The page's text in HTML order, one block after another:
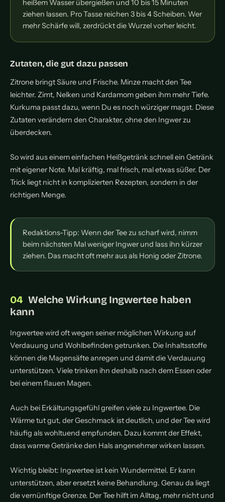
heißem Wasser übergießen und 10 bis 15 Minuten
ziehen lassen. Pro Tasse reichen 3 bis 4 Scheiben. Wer
mehr Schärfe will, zerdrückt die Wurzel vorher leicht.
Zutaten, die gut dazu passen
Zitrone bringt Säure und Frische. Minze macht den Tee
leichter. Zimt, Nelken und Kardamom geben ihm mehr Tiefe.
Kurkuma passt dazu, wenn Du es noch würziger magst. Diese
Zutaten verändern den Charakter, ohne den Ingwer zu
überdecken.
So wird aus einem einfachen Heißgetränk schnell ein Getränk
mit eigener Note. Mal kräftig, mal frisch, mal etwas süßer. Der
Trick liegt nicht in komplizierten Rezepten, sondern in der
richtigen Menge.
Redaktions-Tipp: Wenn der Tee zu scharf wird, nimm
beim nächsten Mal weniger Ingwer und lass ihn kürzer
ziehen. Das macht oft mehr aus als Honig oder Zitrone.
Welche Wirkung Ingwertee haben
kann
Ingwertee wird oft wegen seiner möglichen Wirkung auf
Verdauung und Wohlbefinden getrunken. Die Inhaltsstoffe
können die Magensäfte anregen und damit die Verdauung
unterstützen. Viele trinken ihn deshalb nach dem Essen oder
bei einem flauen Magen.
Auch bei Erkältungsgefühl greifen viele zu Ingwertee. Die
Wärme tut gut, der Geschmack ist deutlich, und der Tee wird
häufig als wohltuend empfunden. Dazu kommt der Effekt,
dass warme Getränke den Hals angenehmer wirken lassen.
Wichtig bleibt: Ingwertee ist kein Wundermittel. Er kann
unterstützen, aber ersetzt keine Behandlung. Genau da liegt
die vernünftige Grenze. Der Tee hilft im Alltag, mehr nicht und